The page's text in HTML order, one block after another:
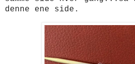
denne ene side.